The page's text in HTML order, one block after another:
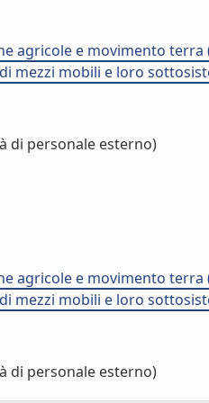
agricole e movimento terra
mezzi mobili e loro
di personale esterno)
agricole e movimento terra
mezzi mobili e loro
di personale esterno)